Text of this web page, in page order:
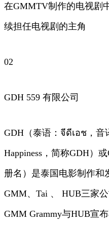
在GMMTV制作的电视剧
续担任电视剧的主角
02
GDH 559 有限公司
GDH（泰语：จีดีเอช，音
Happiness，简称GDH）
册名）是泰国电影制作和
GMM、Tai 、 HUB三家
GMM Grammy与HUB宣